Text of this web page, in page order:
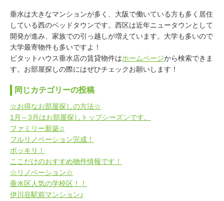
垂水は大きなマンションが多く、大阪で働いている方も多く居住
している西のベッドタウンです。西区は近年ニュータウンとして
開発が進み、家族での引っ越しが増えています。大学も多いので
大学最寄物件も多いですよ！
ピタットハウス垂水店の賃貸物件はホームページから検索できま
す。お部屋探しの際にはぜひチェックお願いします！
同じカテゴリーの投稿
☆お得なお部屋探しの方法☆
1月～3月はお部屋探しトップシーズンです。
ファミリー新築♫
フルリノベーション完成！
ポッキリ！
ここだけのおすすめ物件情報です！
☆リノベーション☆
垂水区人気の学校区！！
伊川谷駅前マンション♪